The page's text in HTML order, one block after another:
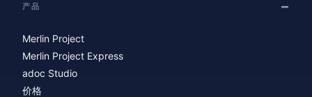
产品
Merlin Project
Merlin Project Express
adoc Studio
价格